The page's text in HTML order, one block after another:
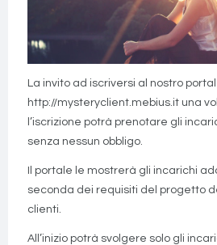
La invito ad iscriversi al nostro
http://mysteryclient.mebius.it una
l’iscrizione potrà prenotare gli
senza nessun obbligo.
Il portale le mostrerà gli incarichi
seconda dei requisiti del progetto
clienti.
All’inizio potrà svolgere solo gli